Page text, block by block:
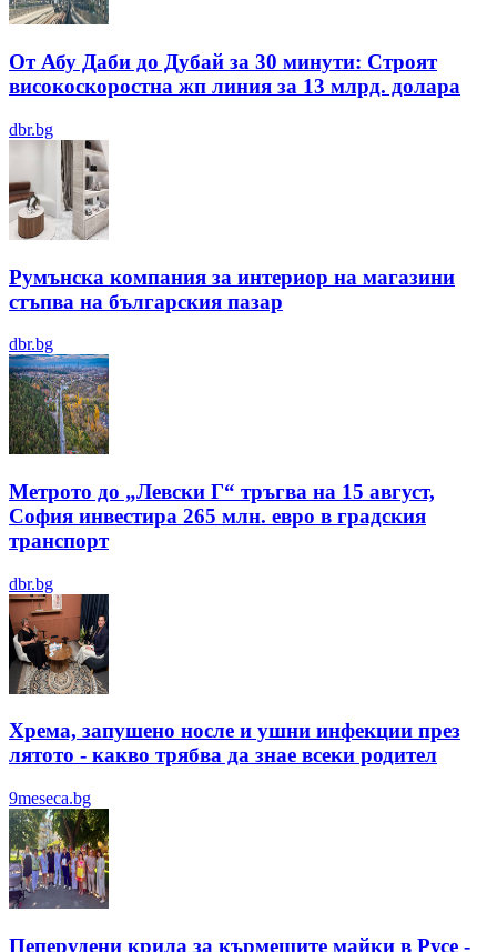
От Абу Даби до Дубай за 30 минути: Строят
високоскоростна жп линия за 13 млрд. долара
dbr.bg
Румънска компания за интериор на магазини
стъпва на българския пазар
dbr.bg
Метрото до „Левски Г“ тръгва на 15 август,
София инвестира 265 млн. евро в градския
транспорт
dbr.bg
Хрема, запушено носле и ушни инфекции през
лятотo - какво трябва да знае всеки родител
9meseca.bg
Пеперудени крила за кърмещите майки в Русе -